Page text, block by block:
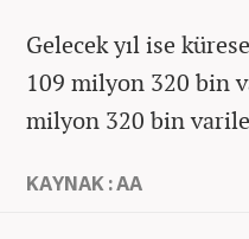
Gelecek yıl ise
109 milyon 320 bin
milyon 320 bin
KAYNAK : AA